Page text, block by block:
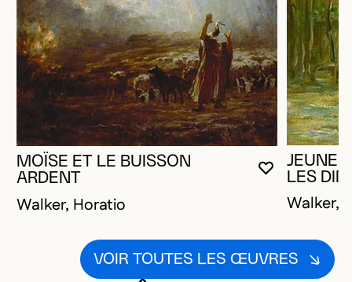
VOUS
FERMER
OUVRIR LA
MOÏSE ET LE BUISSON
ARDENT
Walker, Horatio
JEUNE
LES
Walker,
VOIR TOUTES LES ŒUVRES